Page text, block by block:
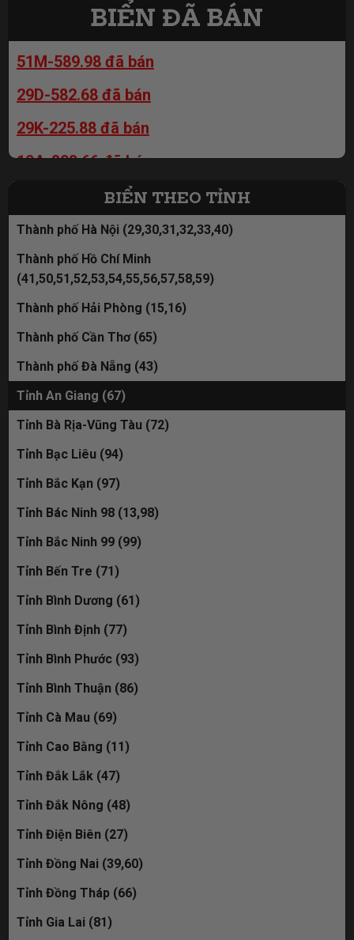
99B-219.91 = 89tr
99B-666.97 = 89tr
99B-589.98 = 89tr
BIỂN ĐÃ BÁN
29K-200.99 đã bán
51M-589.98 đã bán
30M-963.88 đã bán
19A-888.33= đã bán
29K-369.86 đã bán
30M-582.28 đã bán
29K-361.86 đã bán
51M-588.58 đã bán
30M-959.98 đã bán
19C-235.68 đã bán
30M-009.90 đã bán
BIỂN THEO TỈNH
Thành phố Hà Nội (29,30,31,32,33,40)
Thành phố Hồ Chí Minh
(41,50,51,52,53,54,55,56,57,58,59)
Thành phố Hải Phòng (15,16)
Thành phố Cần Thơ (65)
Thành phố Đà Nẵng (43)
Tỉnh An Giang (67)
Tỉnh Bà Rịa-Vũng Tàu (72)
Tỉnh Bạc Liêu (94)
Tỉnh Bắc Kạn (97)
Tỉnh Bác Ninh 98 (13,98)
Tỉnh Bắc Ninh 99 (99)
Tỉnh Bến Tre (71)
Tỉnh Bình Dương (61)
Tỉnh Bình Định (77)
Tỉnh Bình Phước (93)
Tỉnh Bình Thuận (86)
Tỉnh Cà Mau (69)
Tỉnh Cao Bằng (11)
Tỉnh Đắk Lắk (47)
Tỉnh Đắk Nông (48)
Tỉnh Điện Biên (27)
Tỉnh Đồng Nai (39,60)
Tỉnh Đồng Tháp (66)
Tỉnh Gia Lai (81)